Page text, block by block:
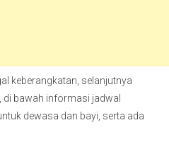
keberangkatan, selanjutnya
di bawah informasi jadwal
dewasa dan bayi, serta ada